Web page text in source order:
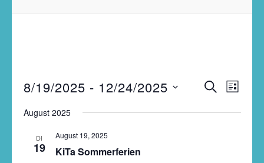
Suche
und
SUCHE
LISTE
8/19/2025 - 12/24/2025
Datum
August 2025
DI
19
August 19, 2025
KiTa Sommerferien